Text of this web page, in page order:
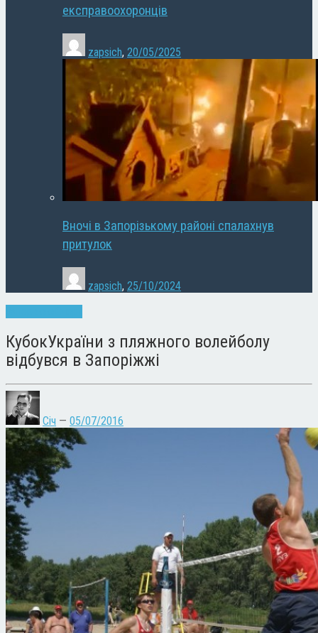
експравоохоронців
zapsich, 20/05/2025
Вночі в Запорізькому районі спалахнув
притулок
zapsich, 25/10/2024
КубокУкраїни з пляжного волейболу
відбувся в Запоріжжі
Січ — 05/07/2016